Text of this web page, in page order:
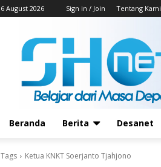
6 August 2026 Sign in / Join Tentang Kami
Beranda Berita Desanet
Tags Ketua KNKT Soerjanto Tjahjono